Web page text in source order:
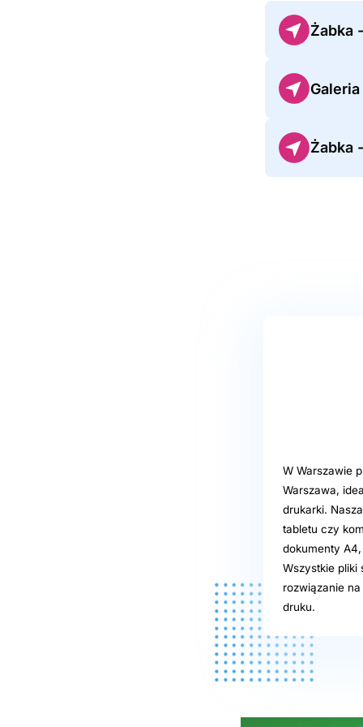
Żabka
Żabka
W Warszawie
Warszawa,
drukarki.
tabletu czy
dokumenty A4,
Wszystkie pliki
rozwiązanie
druku.